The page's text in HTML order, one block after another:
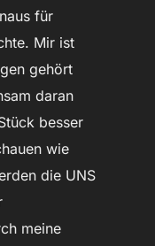
für
Mir ist
gehört
daran
besser
wie
die UNS
meine